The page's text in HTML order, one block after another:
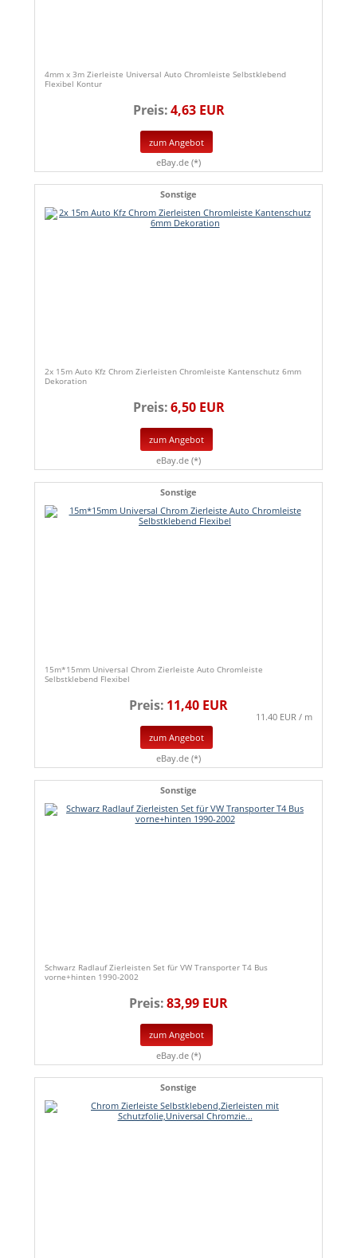
4mm x 3m Zierleiste Universal Auto Chromleiste Selbstklebend
Flexibel Kontur
Preis:4,63 EUR
zum Angebot
eBay.de (*)
Sonstige
2x 15m Auto Kfz Chrom Zierleisten Chromleiste Kantenschutz 6mm
Dekoration
Preis:6,50 EUR
zum Angebot
eBay.de (*)
Sonstige
15m*15mm Universal Chrom Zierleiste Auto Chromleiste
Selbstklebend Flexibel
Preis: 11,40 EUR
11.40 EUR / m
zum Angebot
eBay.de (*)
Sonstige
Schwarz Radlauf Zierleisten Set für VW Transporter T4 Bus
vorne+hinten 1990-2002
Preis:83,99 EUR
zum Angebot
eBay.de (*)
Sonstige